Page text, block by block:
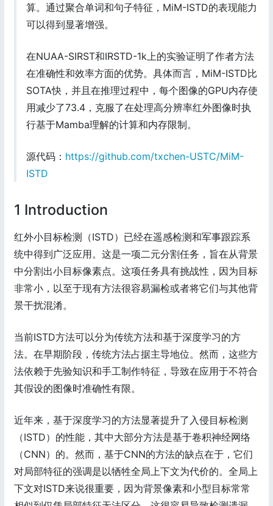
算。通过聚合单词和句子特征，MiM-ISTD的表现能力
可以得到显著增强。
在NUAA-SIRST和IRSTD-1k上的实验证明了作者方法
在准确性和效率方面的优势。具体而言，MiM-ISTD比
SOTA快，并且在推理过程中，每个图像的GPU内存使
用减少了73.4，克服了在处理高分辨率红外图像时执
行基于Mamba理解的计算和内存限制。
源代码： https://github.com/txchen-USTC/MiM-
ISTD
1 Introduction
红外小目标检测（ISTD）已经在遥感检测和军事跟踪系
统中得到广泛应用。这是一项二元分割任务，旨在从背景
中分割出小目标像素点。这项任务具有挑战性，因为目标
非常小，以至于现有方法很容易漏检或者将它们与其他背
景干扰混淆。
当前ISTD方法可以分为传统方法和基于深度学习的方
法。在早期阶段，传统方法占据主导地位。然而，这些方
法依赖于先验知识和手工制作特征，导致在应用于不符合
其假设的图像时准确性有限。
近年来，基于深度学习的方法显著提升了入侵目标检测
（ISTD）的性能，其中大部分方法是基于卷积神经网络
（CNN）的。然而，基于CNN的方法的缺点在于，它们
对局部特征的强调是以牺牲全局上下文为代价的。全局上
下文对ISTD来说很重要，因为背景像素和小型目标常常